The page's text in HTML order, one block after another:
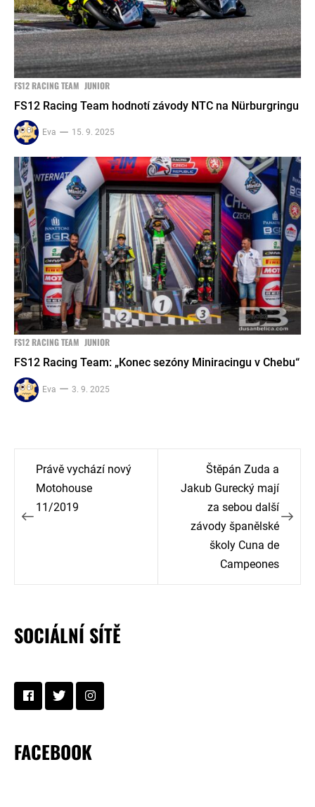
FS12 RACING TEAM JUNIOR
FS12 Racing Team hodnotí závody NTC na Nürburgringu
Eva 15. 9. 2025
FS12 RACING TEAM JUNIOR
FS12 Racing Team: „Konec sezóny Miniracingu v Chebu“
Eva 3. 9. 2025
Navigace
pro
příspěvek
Právě vychází nový
Motohouse
11/2019
Štěpán Zuda a
Jakub Gurecký mají
za sebou další
závody španělské
školy Cuna de
Campeones
SOCIÁLNÍ SÍTĚ
FACEBOOK